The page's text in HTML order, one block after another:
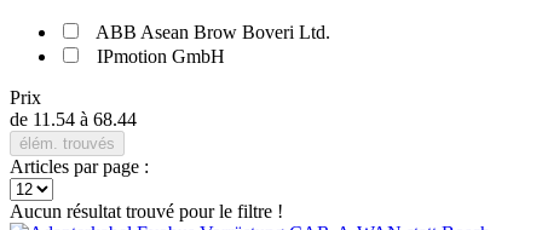
ABB Asean Brow Boveri Ltd.
IPmotion GmbH
Prix
de 11.54 à 68.44
élém. trouvés
Articles par page :
Aucun résultat trouvé pour le filtre !